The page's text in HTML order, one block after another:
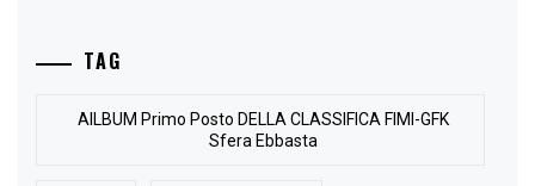
TAG
AlLBUM Primo Posto DELLA CLASSIFICA FIMI-GFK
Sfera Ebbasta